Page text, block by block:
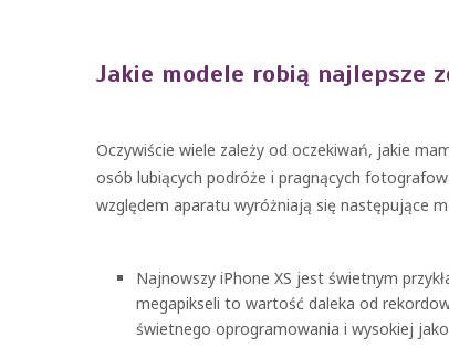
Jakie modele robią najlepsze
Oczywiście wiele zależy od oczekiwań, jakie
osób lubiących podróże i pragnących
względem aparatu wyróżniają się następujące
Najnowszy iPhone XS jest świetnym
megapikseli to wartość daleka od
świetnego oprogramowania i wysokiej